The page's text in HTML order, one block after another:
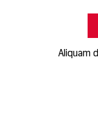
Aliquam